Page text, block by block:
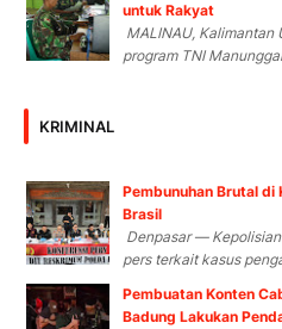
untuk Rakyat
MALINAU, Kalimantan
program TNI
KRIMINAL
Pembunuhan Brutal di
Brasil
Denpasar —
pers terkait kasus
Pembuatan Konten
Badung Lakukan